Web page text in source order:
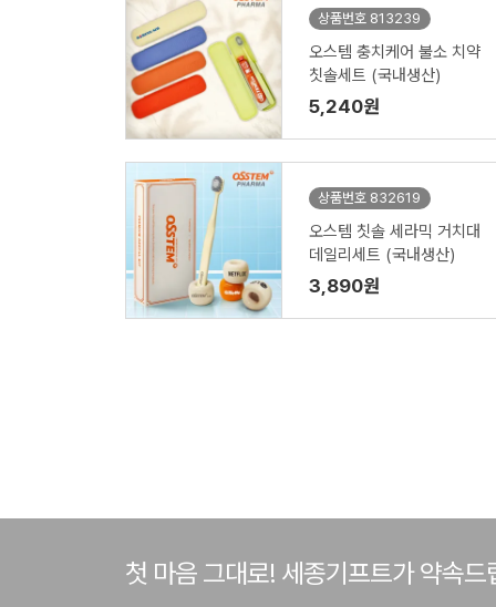
상품번호 813239
오스템 충치케어 불소 치약
칫솔세트 (국내생산)
5,240원
상품번호 832619
오스템 칫솔 세라믹 거치대
데일리세트 (국내생산)
3,890원
첫 마음 그대로! 세종기프트가 약속드